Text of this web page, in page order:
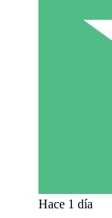
Hace 1 día